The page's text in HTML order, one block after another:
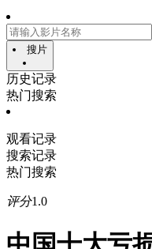
搜片
历史记录
热门搜索
观看记录
搜索记录
热门搜索
评分1.0